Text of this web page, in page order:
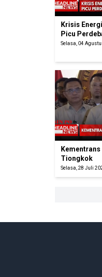
Krisis
Picu
Selasa, 04
Tiongkok
Selasa, 28 Juli